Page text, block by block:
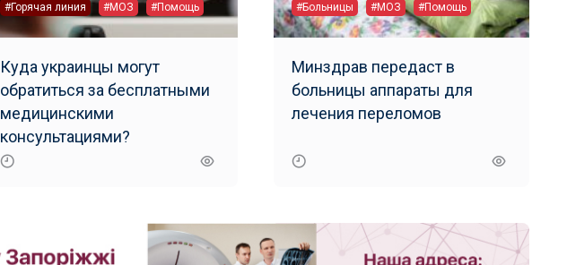
#Горячая линия #МОЗ #Помощь
Куда украинцы могут
обратиться за бесплатными
медицинскими
консультациями?
#Больницы #МОЗ #Помощь
Минздрав передаст в
больницы аппараты для
лечения переломов